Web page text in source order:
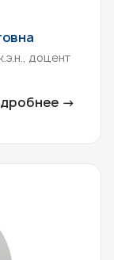
доцент
→